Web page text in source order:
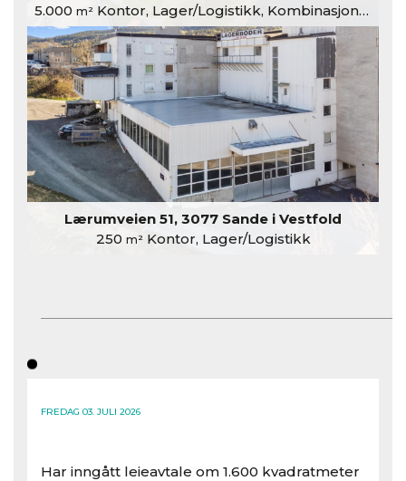
5.000 m²Kontor, Lager/Logistikk, Kombinasjonslokaler
Lærumveien 51, 3077 Sande i Vestfold
250 m²Kontor, Lager/Logistikk
FREDAG 03. JULI 2026
Har inngått leieavtale om 1.600 kvadratmeter